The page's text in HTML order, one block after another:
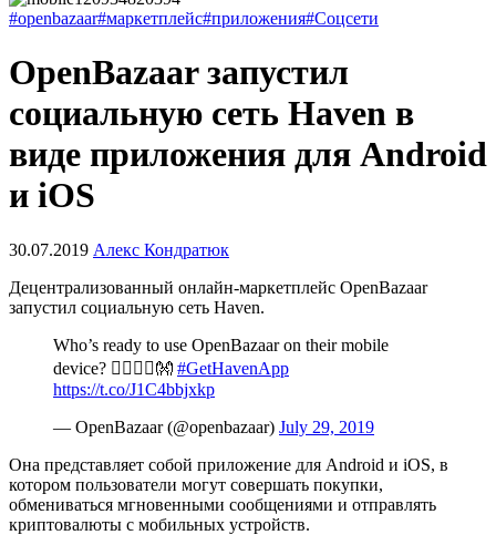
#openbazaar#маркетплейс#приложения#Соцсети
OpenBazaar запустил
социальную сеть Haven в
виде приложения для Android
и iOS
30.07.2019 Алекс Кондратюк
Децентрализованный онлайн-маркетплейс OpenBazaar
запустил социальную сеть Haven.
Who’s ready to use OpenBazaar on their mobile
device? 🙋‍♀️🙋‍♂️👐 #GetHavenApp
https://t.co/J1C4bbjxkp
— OpenBazaar (@openbazaar) July 29, 2019
Она представляет собой приложение для Android и iOS, в
котором пользователи могут совершать покупки,
обмениваться мгновенными сообщениями и отправлять
криптовалюты с мобильных устройств.